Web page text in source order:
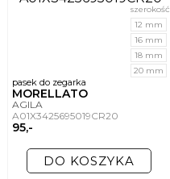
pasek do zegarka
MORELLATO
AGILA
A01X3425695019CR20
95,-
szerokość
12 mm
16 mm
18 mm
20 mm
DO KOSZYKA